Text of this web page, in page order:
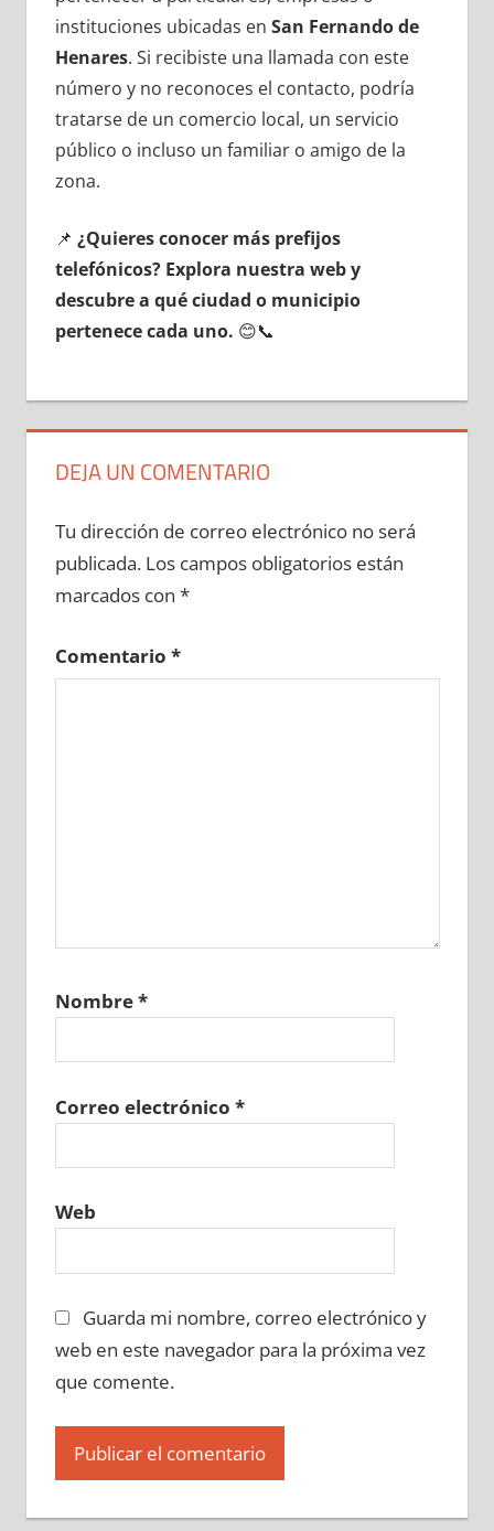
instituciones ubicadas en San Fernando dе
Henares. Si recibiste una llamada сοn еstе
número у no reconoces el contacto, podría
tratarse dе un comercio local, un servicio
público ο incluso un familiar ο amigo dе la
zona.
📌 ¿Quieres conocer mа́s prefijos
telefónicos? Explora nuestra web у
descubre а qué ciudad ο municipio
pertenece cada uno. 😊📞
DEJA UN COMENTARIO
Tu dirección de correo electrónico no será
publicada. Los campos obligatorios están
marcados con *
Comentario *
Nombre*
Correo electrónico *
Web
Guarda mi nombre, correo electrónico y
web en este navegador para la próxima vez
que comente.